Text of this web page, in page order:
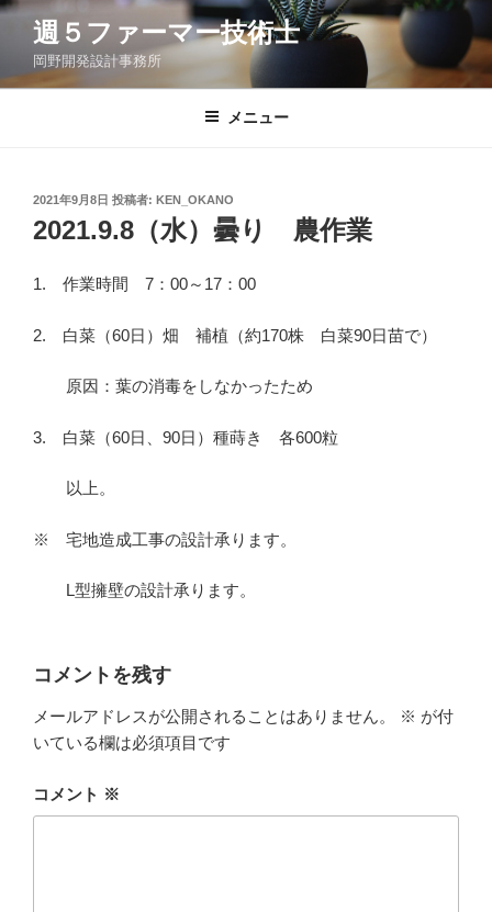
コ
ン
週５ファーマー技術士
岡野開発設計事務所
メニュー
投
稿
日:
2021年9月8日 投稿者: KEN_OKANO
2021.9.8（水）曇り 農作業
1. 作業時間 7：00～17：00
2. 白菜（60日）畑 補植（約170株 白菜90日苗で）
原因：葉の消毒をしなかったため
3. 白菜（60日、90日）種蒔き 各600粒
以上。
※ 宅地造成工事の設計承ります。
L型擁壁の設計承ります。
コメントを残す
メールアドレスが公開されることはありません。 ※ が付
いている欄は必須項目です
コメント ※